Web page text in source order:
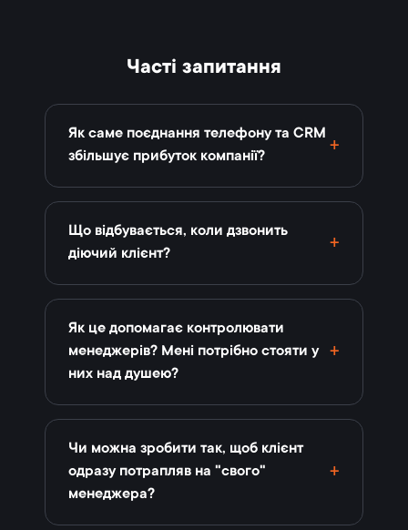
Часті запитання
Як саме поєднання телефону та CRM
збільшує прибуток компанії?
Що відбувається, коли дзвонить
діючий клієнт?
Як це допомагає контролювати
менеджерів? Мені потрібно стояти у
них над душею?
Чи можна зробити так, щоб клієнт
одразу потрапляв на "свого"
менеджера?